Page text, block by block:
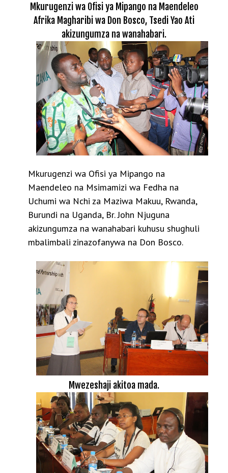
Mkurugenzi wa Ofisi ya Mipango na Maendeleo
Afrika Magharibi wa Don Bosco, Tsedi Yao Ati
akizungumza na wanahabari.
Mkurugenzi wa Ofisi ya Mipango na
Maendeleo na Msimamizi wa Fedha na
Uchumi wa Nchi za Maziwa Makuu, Rwanda,
Burundi na Uganda, Br. John Njuguna
akizungumza na wanahabari kuhusu shughuli
mbalimbali zinazofanywa na Don Bosco.
Mwezeshaji akitoa mada.